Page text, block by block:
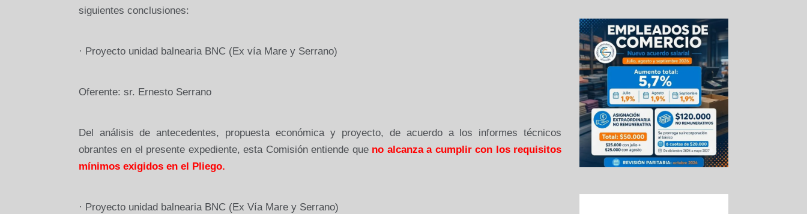
siguientes conclusiones:
· Proyecto unidad balnearia BNC (Ex vía Mare y Serrano)
Oferente: sr. Ernesto Serrano
Del análisis de antecedentes, propuesta económica y proyecto, de acuerdo a los informes técnicos
obrantes en el presente expediente, esta Comisión entiende que no alcanza a cumplir con los requisitos
mínimos exigidos en el Pliego.
· Proyecto unidad balnearia BNC (Ex Vía Mare y Serrano)